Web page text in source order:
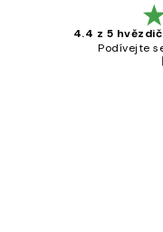
4.4 z 5
Podívejte